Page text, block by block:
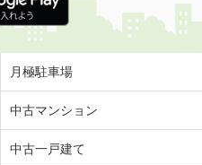
月極駐車場
中古マンション
中古一戸建て